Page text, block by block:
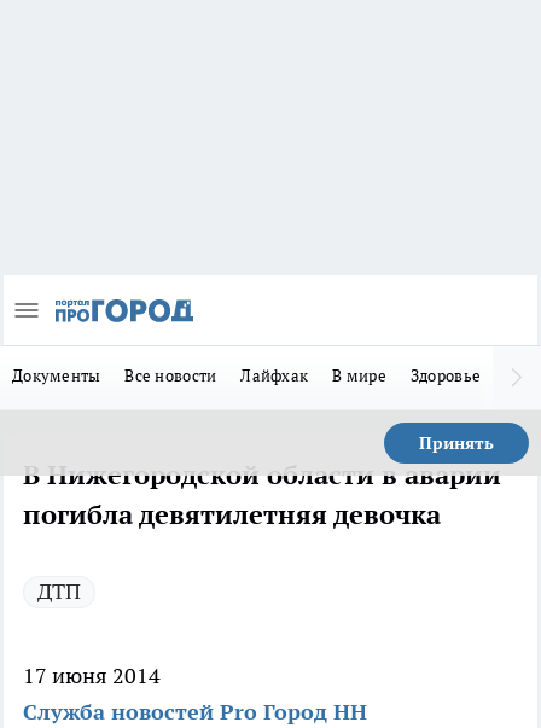
Документы Все новости Лайфхак В мире Здоровье
Принять
В Нижегородской области в аварии
погибла девятилетняя девочка
ДТП
17 июня 2014
Служба новостей Pro Город НН